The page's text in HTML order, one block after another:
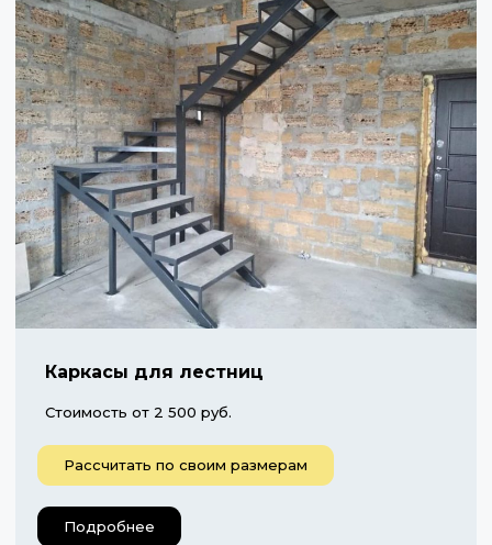
Каркасы для лестниц
Стоимость от 2 500 руб.
Рассчитать по своим размерам
Подробнее